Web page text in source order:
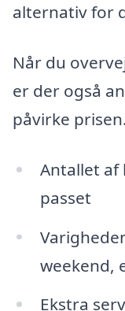
alternativ for
Når du
er der også
påvirke
Antallet af
passet
weekend,
Ekstra